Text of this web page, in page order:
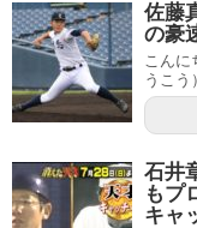
佐藤
の豪
こんに
うこう
石井
もプ
キャ